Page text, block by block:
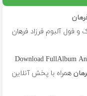
فول آلبوم فرزاد فرهان
Download FullAlbum
همراه با پخش آنلاین